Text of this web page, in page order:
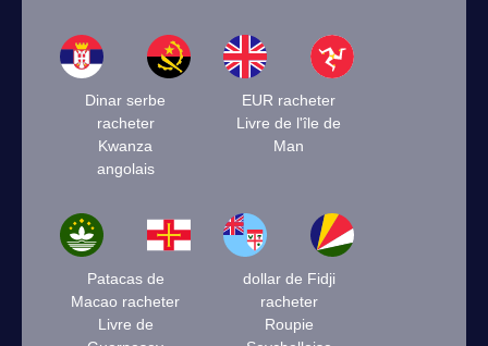
Dinar serbe
racheter
Kwanza
angolais
EUR racheter
Livre de l'île de
Man
Patacas de
Macao racheter
Livre de
dollar de Fidji
racheter
Roupie